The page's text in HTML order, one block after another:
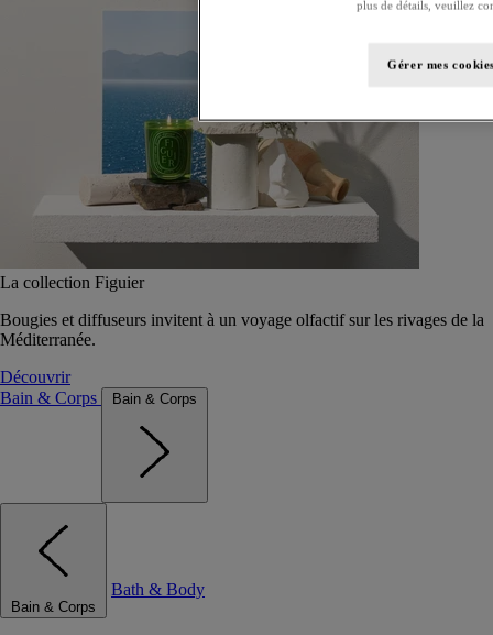
La collection Figuier
Bougies et diffuseurs invitent à un voyage olfactif sur les rivages de la
Méditerranée.
Découvrir
Bain & Corps
Bain & Corps
Bain & Corps
Bath & Body
plus de détails, veuillez
Gérer mes